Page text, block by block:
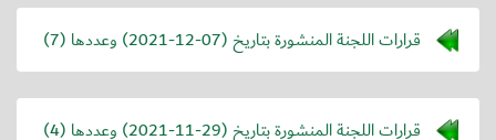
قرارات اللجنة المنشورة بتاريخ (2021-12-07) وعددها (7)
قرارات اللجنة المنشورة بتاريخ (2021-11-29) وعددها (4)